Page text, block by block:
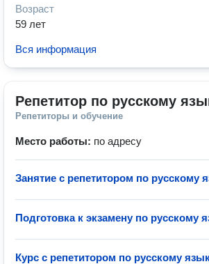
Возраст
59 лет
Вся информация
Репетитор по русскому
Репетиторы и обучение
Место работы: по адресу
Занятие с репетитором по русскому
Подготовка к экзамену по русскому
Курс с репетитором по русскому